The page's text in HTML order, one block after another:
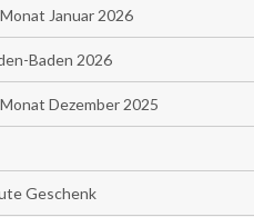
Januar 2026
Baden 2026
Dezember 2025
Geschenk